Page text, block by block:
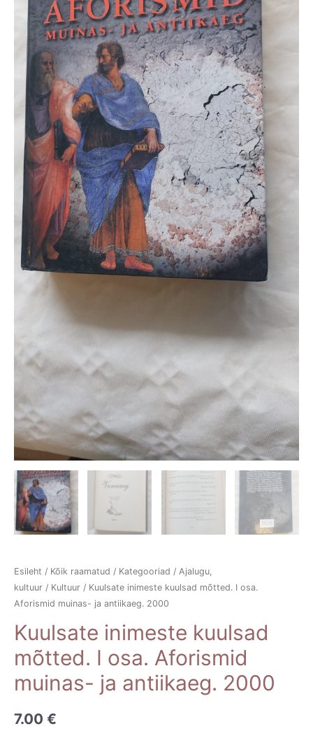
Esileht / Kõik raamatud / Kategooriad / Ajalugu,
kultuur / Kultuur / Kuulsate inimeste kuulsad mõtted. I osa.
Aforismid muinas- ja antiikaeg. 2000
Kuulsate inimeste kuulsad
mõtted. I osa. Aforismid
muinas- ja antiikaeg. 2000
7.00 €